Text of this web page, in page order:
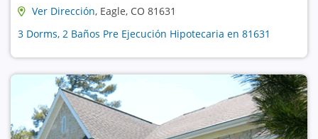
Ver Dirección, Eagle, CO 81631
3 Dorms, 2 Baños Pre Ejecución Hipotecaria en 81631